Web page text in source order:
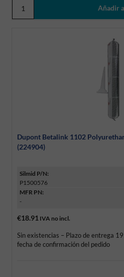
Dupont Betalink 1102
(224904)
Silmid P/N:
P1500576
MFR PN:
-
€18.91IVA no incl.
Sin existencias – Plazo de entrega
fecha de confirmación del pedido